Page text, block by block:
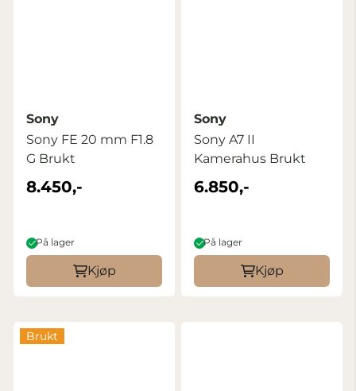
Sony
Sony FE 20 mm F1.8
G Brukt
8.450,-
På lager
Kjøp
Sony
Sony A7 II
Kamerahus Brukt
6.850,-
På lager
Kjøp
Brukt